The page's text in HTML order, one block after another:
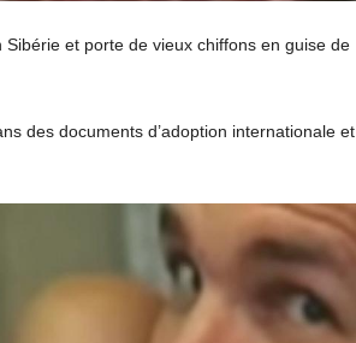
et porte de vieux chiffons en guise de
des documents d’adoption internationale et